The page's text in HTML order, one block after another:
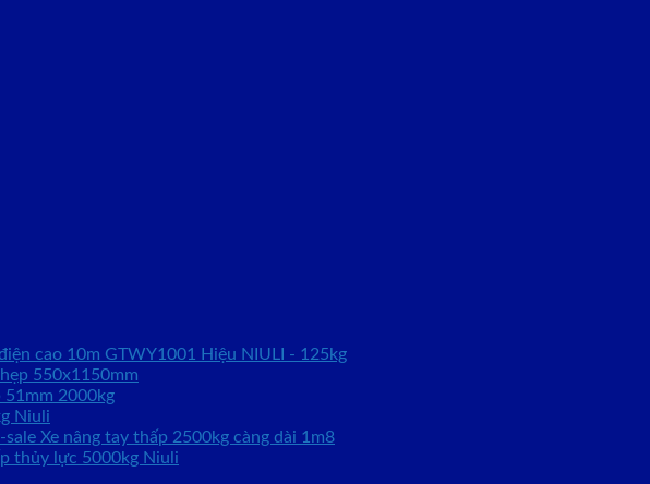
cao 10m GTWY1001 Hiệu NIULI - 125kg
550x1150mm
51mm 2000kg
Niuli
Xe nâng tay thấp 2500kg càng dài 1m8
thủy lực 5000kg Niuli